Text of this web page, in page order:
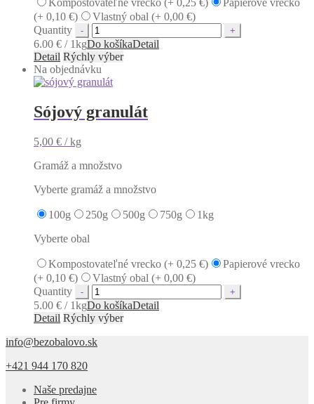
Kompostovateľné vrecko (+ 0,25 €)
Papierové vrecko
(+ 0,10 €) Vlastný obal (+ 0,00 €)
Quantity
6.00 € / 1kgDo košíkaDetail
Detail Rýchly výber
Na objednávku
Sójový granulát
5,00 € / kg
Gramáž a množstvo
Vyberte gramáž a množstvo
100g 250g 500g 750g
1kg
Vyberte obal
Kompostovateľné vrecko (+ 0,25 €)
Papierové vrecko
(+ 0,10 €) Vlastný obal (+ 0,00 €)
Quantity
5.00 € / 1kgDo košíkaDetail
Detail Rýchly výber
info@bezobalovo.sk
+421 944 170 820
Naše predajne